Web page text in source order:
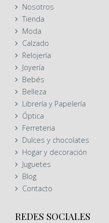
Nosotros
Tienda
Moda
Calzado
Relojería
Joyería
Bebés
Belleza
Librería y Papelería
Óptica
Ferreteria
Dulces y chocolates
Hogar y decoración
Juguetes
Blog
Contacto
REDES SOCIALES